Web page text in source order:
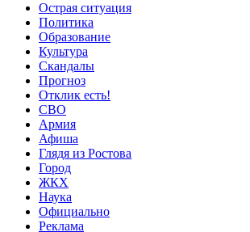
Острая ситуация
Политика
Образование
Культура
Скандалы
Прогноз
Отклик есть!
СВО
Армия
Афиша
Глядя из Ростова
Город
ЖКХ
Наука
Официально
Реклама